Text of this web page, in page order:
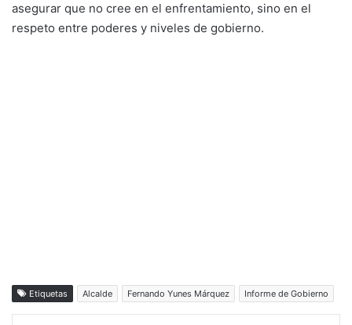
asegurar que no cree en el enfrentamiento, sino en el
respeto entre poderes y niveles de gobierno.
Etiquetas Alcalde Fernando Yunes Márquez Informe de Gobierno